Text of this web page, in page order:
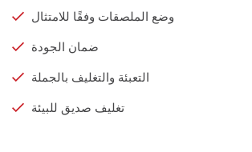
وضع الملصقات وفقًا للامتثال
ضمان الجودة
التعبئة والتغليف بالجملة
تغليف صديق للبيئة